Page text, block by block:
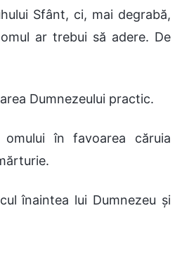
Sfânt, ci, mai degrabă,
ar trebui să adere. De
Dumnezeului practic.
în favoarea căruia
înaintea lui Dumnezeu și